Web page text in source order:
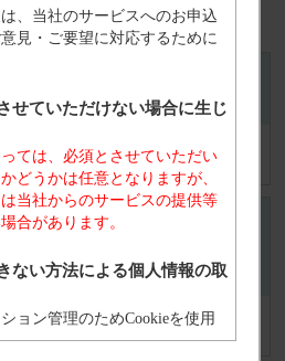
さい。）
、当社のサービスへのお申込
見・ご要望に対応するために
せていただけない場合に生じ
ては、必須とさせていただい
どうかは任意となりますが、
当社からのサービスの提供等
合があります。
ない方法による個人情報の取
ョン管理のためCookieを使用